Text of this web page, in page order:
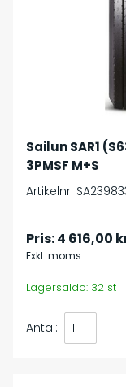
Sailun SAR1
3PMSF M+S
Artikelnr.
Pris:4 616,00
Exkl. moms
Lagersaldo: 32 st
Antal: